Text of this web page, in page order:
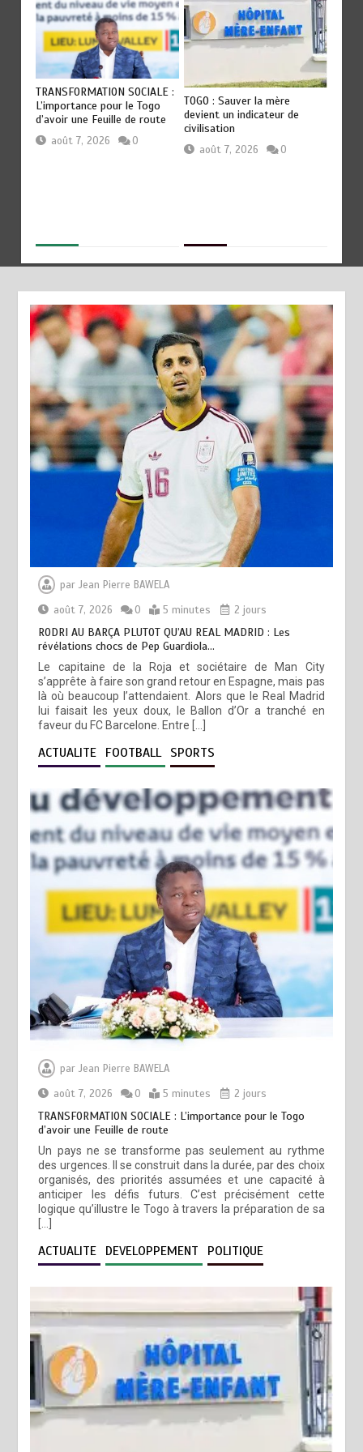
TRANSFORMATION SOCIALE :
L’importance pour le Togo
d’avoir une Feuille de route
août 7, 2026 0
TOGO : Sauver la mère
devient un indicateur de
civilisation
août 7, 2026 0
parJean Pierre BAWELA
août 7, 2026
0 5 minutes 2 jours
RODRI AU BARÇA PLUTOT QU’AU REAL MADRID : Les
révélations chocs de Pep Guardiola…
Le capitaine de la Roja et sociétaire de Man City
s’apprête à faire son grand retour en Espagne, mais pas
là où beaucoup l’attendaient. Alors que le Real Madrid
lui faisait les yeux doux, le Ballon d’Or a tranché en
faveur du FC Barcelone. Entre […]
ACTUALITE FOOTBALL SPORTS
parJean Pierre BAWELA
août 7, 2026
0 5 minutes 2 jours
TRANSFORMATION SOCIALE : L’importance pour le Togo
d’avoir une Feuille de route
Un pays ne se transforme pas seulement au rythme
des urgences. Il se construit dans la durée, par des choix
organisés, des priorités assumées et une capacité à
anticiper les défis futurs. C’est précisément cette
logique qu’illustre le Togo à travers la préparation de sa
[…]
ACTUALITE DEVELOPPEMENT POLITIQUE